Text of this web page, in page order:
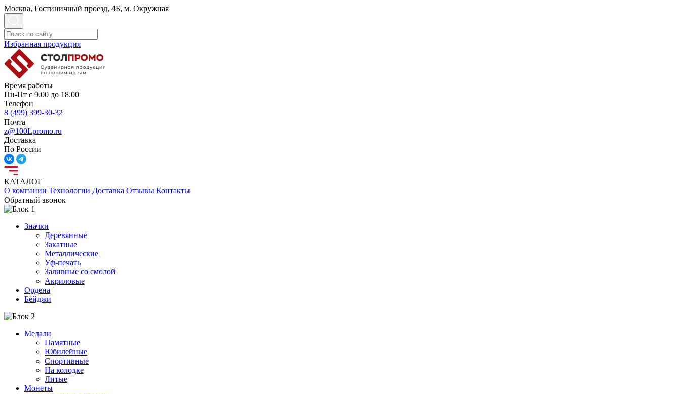
Москва, Гостиничный проезд, 4Б, м. Окружная
Избранная продукция
Время работы
Пн-Пт с 9.00 до 18.00
Телефон
8 (499) 399-30-32
Почта
z@100Lpromo.ru
Доставка
По России
КАТАЛОГ
О компании Технологии Доставка Отзывы Контакты
Обратный звонок
Значки
Деревянные
Закатные
Металлические
Уф-печать
Заливные со смолой
Акриловые
Ордена
Бейджи
Медали
Памятные
Юбилейные
Спортивные
На колодке
Литые
Монеты